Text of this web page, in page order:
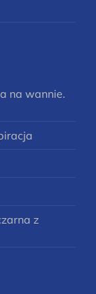
na wannie.
z